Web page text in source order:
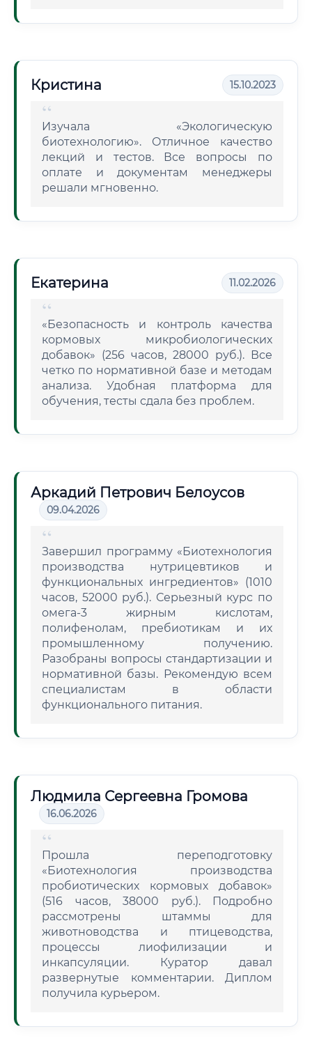
Кристина 15.10.2023
Изучала «Экологическую
биотехнологию». Отличное качество
лекций и тестов. Все вопросы по
оплате и документам менеджеры
решали мгновенно.
Екатерина 11.02.2026
«Безопасность и контроль качества
кормовых микробиологических
добавок» (256 часов, 28000 руб.). Все
четко по нормативной базе и методам
анализа. Удобная платформа для
обучения, тесты сдала без проблем.
Аркадий Петрович Белоусов
09.04.2026
Завершил программу «Биотехнология
производства нутрицевтиков и
функциональных ингредиентов» (1010
часов, 52000 руб.). Серьезный курс по
омега-3 жирным кислотам,
полифенолам, пребиотикам и их
промышленному получению.
Разобраны вопросы стандартизации и
нормативной базы. Рекомендую всем
специалистам в области
функционального питания.
Людмила Сергеевна Громова
16.06.2026
Прошла переподготовку
«Биотехнология производства
пробиотических кормовых добавок»
(516 часов, 38000 руб.). Подробно
рассмотрены штаммы для
животноводства и птицеводства,
процессы лиофилизации и
инкапсуляции. Куратор давал
развернутые комментарии. Диплом
получила курьером.